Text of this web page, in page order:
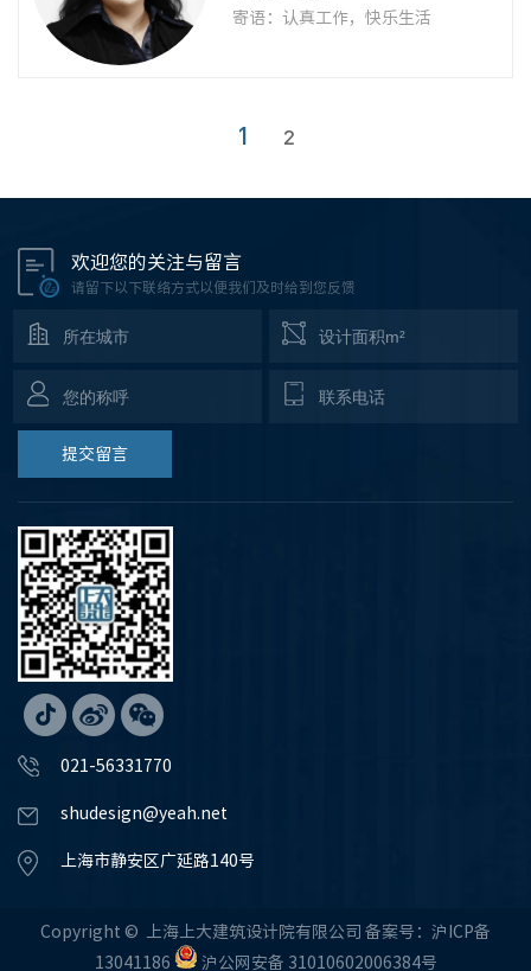
寄语：认真工作，快乐生活
1 2
欢迎您的关注与留言
请留下以下联络方式以便我们及时给到您反馈
提交留言
021-56331770
shudesign@yeah.net
上海市静安区广延路140号
Copyright © 上海上大建筑设计院有限公司 备案号：沪ICP备
13041186
沪公网安备 31010602006384号